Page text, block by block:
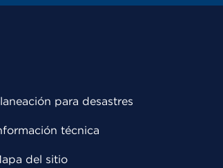
para desastres
técnica
del sitio